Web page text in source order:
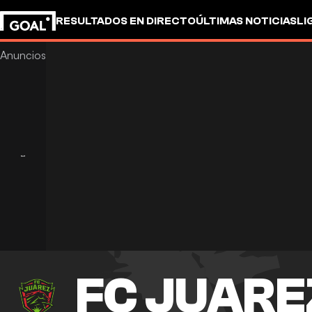
RESULTADOS EN DIRECTOÚLTIMAS NOTICIAS
FC